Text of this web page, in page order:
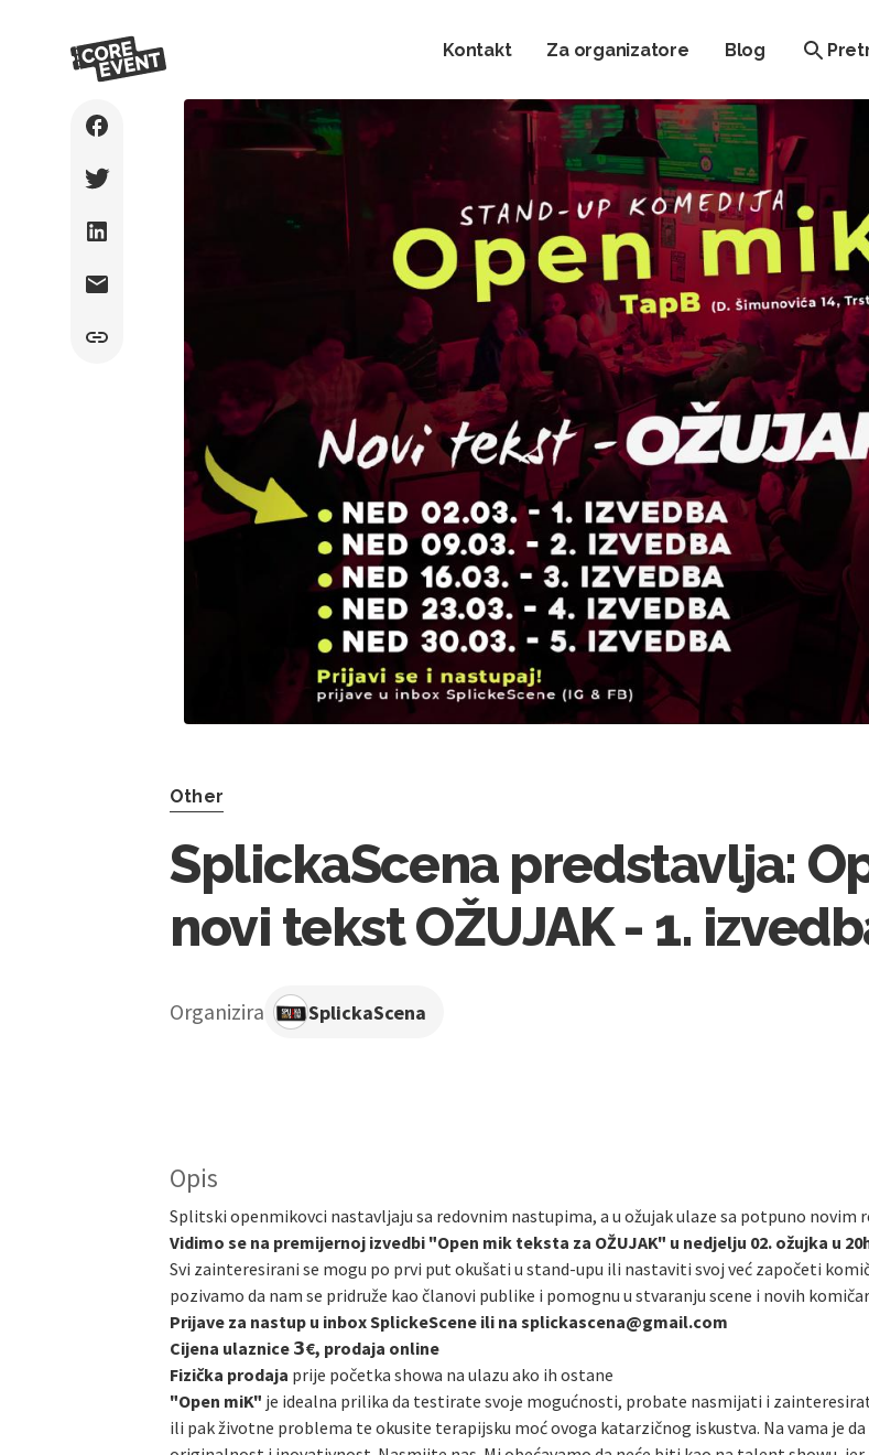
Kontakt Za organizatore Blog
Other
SplickaScena predstavlja:
novi tekst OŽUJAK - 1.
Organizira SplickaScena
Opis
Splitski openmikovci nastavljaju sa redovnim nastupima, a u ožujak ulaze sa potpuno novim
Vidimo se na premijernoj izvedbi "Open mik teksta za OŽUJAK" u nedjelju 02. ožujka u
Svi zainteresirani se mogu po prvi put okušati u stand-upu ili nastaviti svoj već započeti
pozivamo da nam se pridruže kao članovi publike i pomognu u stvaranju scene i novih
Prijave za nastup u inbox SplickeScene ili na splickascena@gmail.com
Cijena ulaznice 𝟯€, prodaja online
Fizička prodaja prije početka showa na ulazu ako ih ostane
"Open miK" je idealna prilika da testirate svoje mogućnosti, probate nasmijati i
ili pak životne problema te okusite terapijsku moć ovoga katarzičnog iskustva. Na vama je